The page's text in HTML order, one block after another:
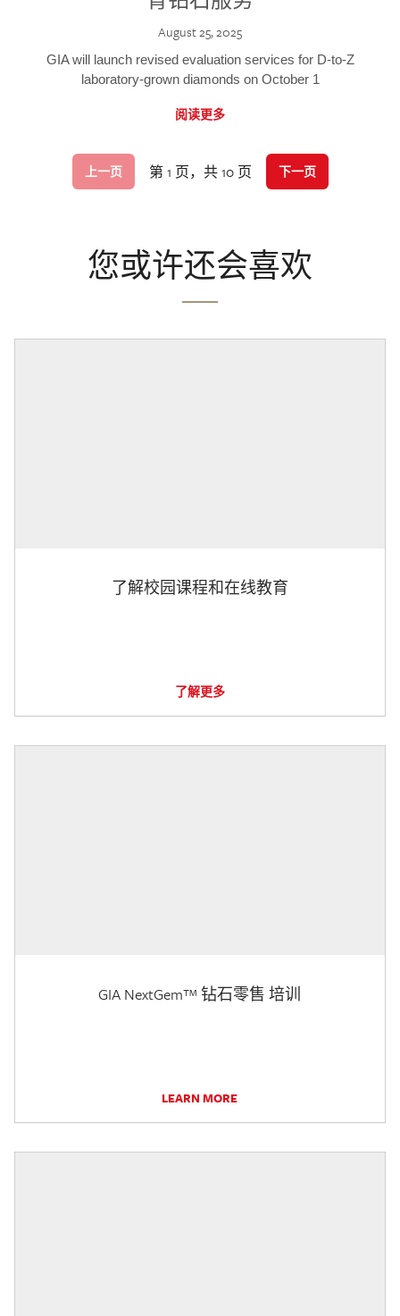
August 25, 2025
GIA will launch revised evaluation services for D-to-Z
laboratory-grown diamonds on October 1
阅读更多
上一页 第 1 页，共 10 页 下一页
您或许还会喜欢
了解校园课程和在线教育
了解更多
GIA NextGem™ 钻石零售 培训
LEARN MORE